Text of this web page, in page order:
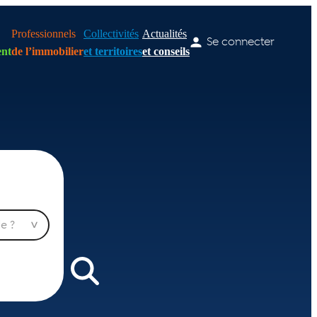
Professionnels
de l’immobilier
Collectivités
et territoires
Actualités
et conseils
Se connecter